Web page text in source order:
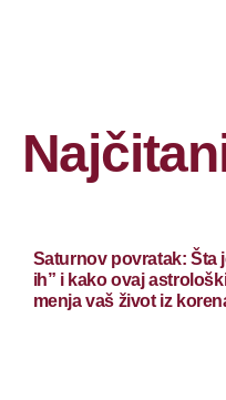
Saturnov povratak: Šta
ih” i kako ovaj
menja vaš život iz